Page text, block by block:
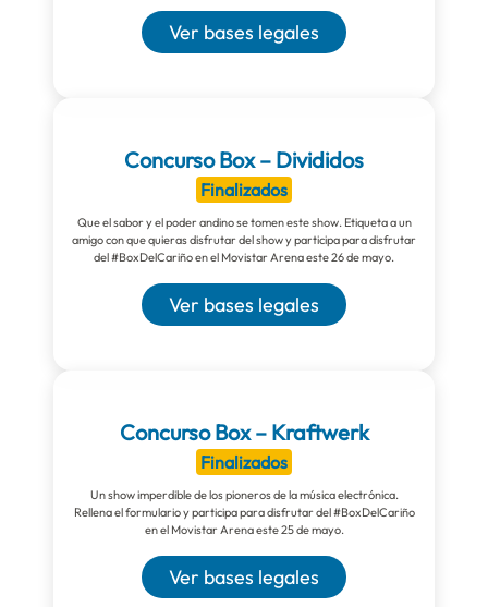
Ver bases legales
Concurso Box – Divididos
Finalizados
Que el sabor y el poder andino se tomen este show. Etiqueta a un
amigo con que quieras disfrutar del show y participa para disfrutar
del #BoxDelCariño en el Movistar Arena este 26 de mayo.
Ver bases legales
Concurso Box – Kraftwerk
Finalizados
Un show imperdible de los pioneros de la música electrónica.
Rellena el formulario y participa para disfrutar del #BoxDelCariño
en el Movistar Arena este 25 de mayo.
Ver bases legales